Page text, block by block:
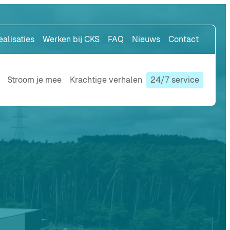
Werken bij CKS FAQ Nieuws Contact
Stroom je mee Krachtige verhalen 24/7 service